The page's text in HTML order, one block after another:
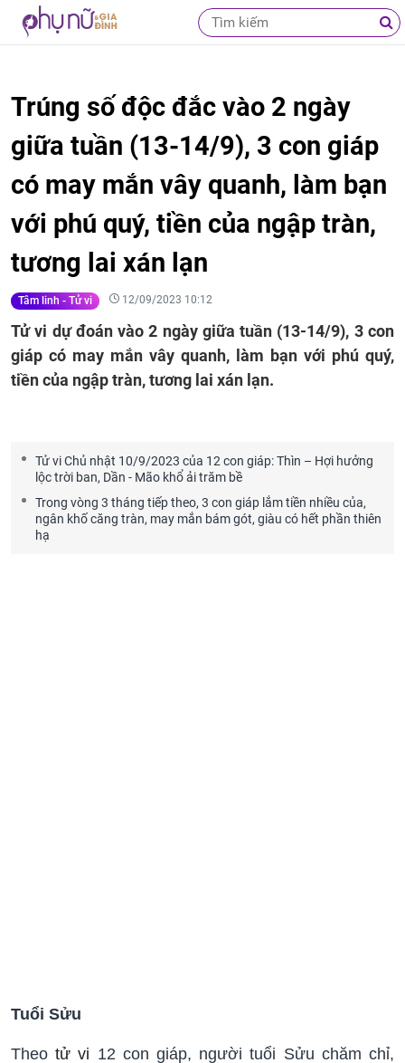
Trúng số độc đắc vào 2 ngày
giữa tuần (13-14/9), 3 con giáp
có may mắn vây quanh, làm bạn
với phú quý, tiền của ngập tràn,
tương lai xán lạn
Tâm linh - Tử vi 12/09/2023 10:12
Tử vi dự đoán vào 2 ngày giữa tuần (13-14/9), 3 con
giáp có may mắn vây quanh, làm bạn với phú quý,
tiền của ngập tràn, tương lai xán lạn.
Tử vi Chủ nhật 10/9/2023 của 12 con giáp: Thìn – Hợi hưởng
lộc trời ban, Dần - Mão khổ ải trăm bề
Trong vòng 3 tháng tiếp theo, 3 con giáp lắm tiền nhiều của,
ngân khố căng tràn, may mắn bám gót, giàu có hết phần thiên
hạ
Tuổi Sửu
Theotử vi 12 con giáp, người tuổi Sửu chăm chỉ,